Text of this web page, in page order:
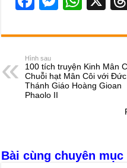
c
e
b
o
ss
n
g
at
A
p
Hình sau
100 tích truyện Kinh Mân
Chuỗi hạt Mân Côi với Đức
Thánh Giáo Hoàng Gioan
Phaolo II
Bài cùng chuyên mục